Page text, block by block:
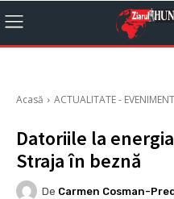
Acasă ACTUALITATE - EVENIMENT
Datoriile la
Straja în beznă
De Carmen Cosman-